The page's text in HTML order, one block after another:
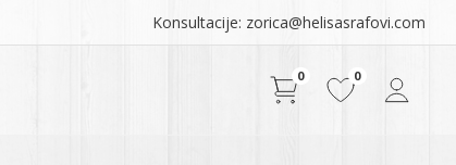
Konsultacije: zorica@helisasrafovi.com
0 0